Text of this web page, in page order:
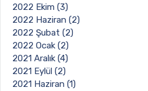
2022 Ekim (3)
2022 Haziran (2)
2022 Şubat (2)
2022 Ocak (2)
2021 Aralık (4)
2021 Eylül (2)
2021 Haziran (1)